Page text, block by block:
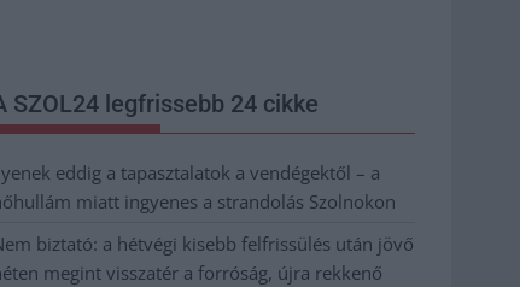
SZOL24 legfrissebb 24 cikke
eddig a tapasztalatok a vendégektől – a
miatt ingyenes a strandolás Szolnokon
biztató: a hétvégi kisebb felfrissülés után jövő
megint visszatér a forróság, újra rekkenő